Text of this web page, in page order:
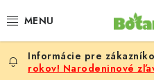
na
PREMIUM
rokov! Narodeninové